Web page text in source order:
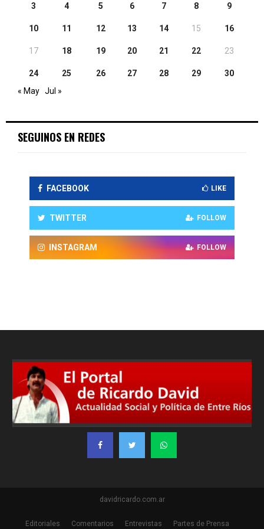
3 4 5 6 7 8 9
10 11 12 13 14 15 16
17 18 19 20 21 22 23
24 25 26 27 28 29
30
« May Jul »
SEGUINOS EN REDES
FACEBOOK LIKE
TWITTER FOLLOW
INSTAGRAM FOLLOW
davidricardo.com.ar
Editoriales Comentarios Entrevistas Partes de Prensa